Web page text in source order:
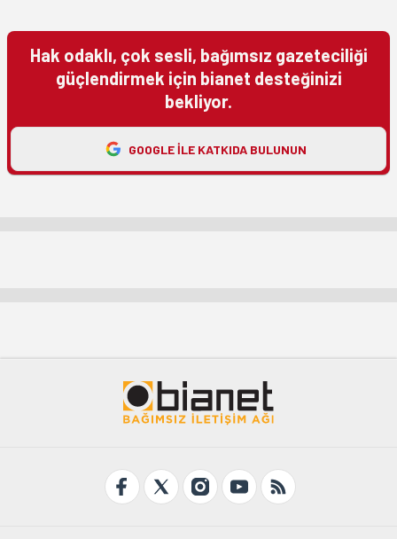
Hak odaklı, çok sesli, bağımsız gazeteciliği
güçlendirmek için bianet desteğinizi
bekliyor.
GOOGLE ILE KATKIDA BULUNUN